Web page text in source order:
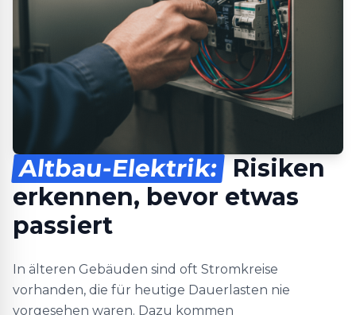
Altbau-Elektrik: Risiken
erkennen, bevor etwas
passiert
In älteren Gebäuden sind oft Stromkreise
vorhanden, die für heutige Dauerlasten nie
vorgesehen waren. Dazu kommen